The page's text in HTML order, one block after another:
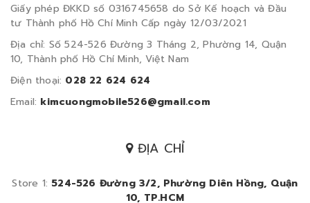
Giấy phép ĐKKD số 0316745658 do Sở Kế hoạch và Đầu
tư Thành phố Hồ Chí Minh Cấp ngày 12/03/2021
Địa chỉ: Số 524-526 Đường 3 Tháng 2, Phường 14, Quận
10, Thành phố Hồ Chí Minh, Việt Nam
Điện thoại: 028 22 624 624
Email: kimcuongmobile526@gmail.com
ĐỊA CHỈ
Store 1: 524-526 Đường 3/2, Phường Diên Hồng, Quận
10, TP.HCM